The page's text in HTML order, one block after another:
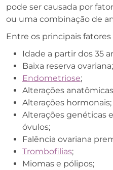
pode ser causada por
ou uma combinação de
Entre os principais
Idade a partir dos 35
Baixa reserva ovariana;
Endometriose;
Alterações
Alterações hormonais;
Alterações genéticas
óvulos;
Falência ovariana
Trombofilias;
Miomas e pólipos;